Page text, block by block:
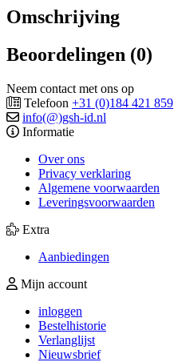
Omschrijving
Beoordelingen (0)
Neem contact met ons op
Telefoon +31 (0)184 421 859
info(@)gsh-id.nl
Informatie
Over ons
Privacy verklaring
Algemene voorwaarden
Leveringsvoorwaarden
Extra
Aanbiedingen
Mijn account
inloggen
Bestelhistorie
Verlanglijst
Nieuwsbrief